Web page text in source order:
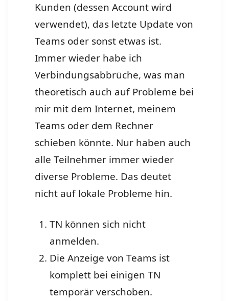
Kunden (dessen Account wird
verwendet), das letzte Update von
Teams oder sonst etwas ist.
Immer wieder habe ich
Verbindungsabbrüche, was man
theoretisch auch auf Probleme bei
mir mit dem Internet, meinem
Teams oder dem Rechner
schieben könnte. Nur haben auch
alle Teilnehmer immer wieder
diverse Probleme. Das deutet
nicht auf lokale Probleme hin.
TN können sich nicht
anmelden.
Die Anzeige von Teams ist
komplett bei einigen TN
temporär verschoben.